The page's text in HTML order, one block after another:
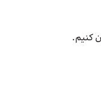
کنیم.